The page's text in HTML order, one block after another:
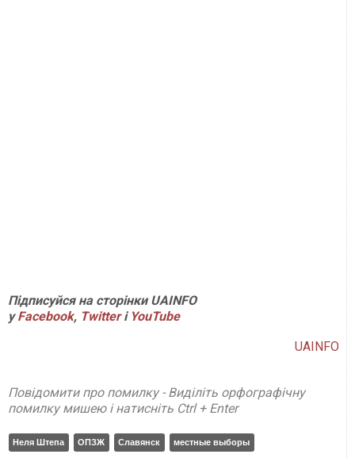
Підписуйся на сторінки UAINFO
уFacebook, Twitterі YouTube
UAINFO
Повідомити про помилку - Виділіть орфографічну
помилку мишею і натисніть Ctrl + Enter
Неля Штепа ОПЗЖ Славянск местные выборы